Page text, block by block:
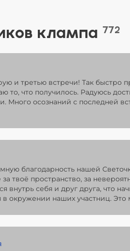
клампа 772
и третью встречи! Так
то, что получилось. Радуюсь
Много осознаний с последней
благодарность нашей
за твоё пространство, за
внутрь себя и друг друга, что
в окружении наших участниц. Это